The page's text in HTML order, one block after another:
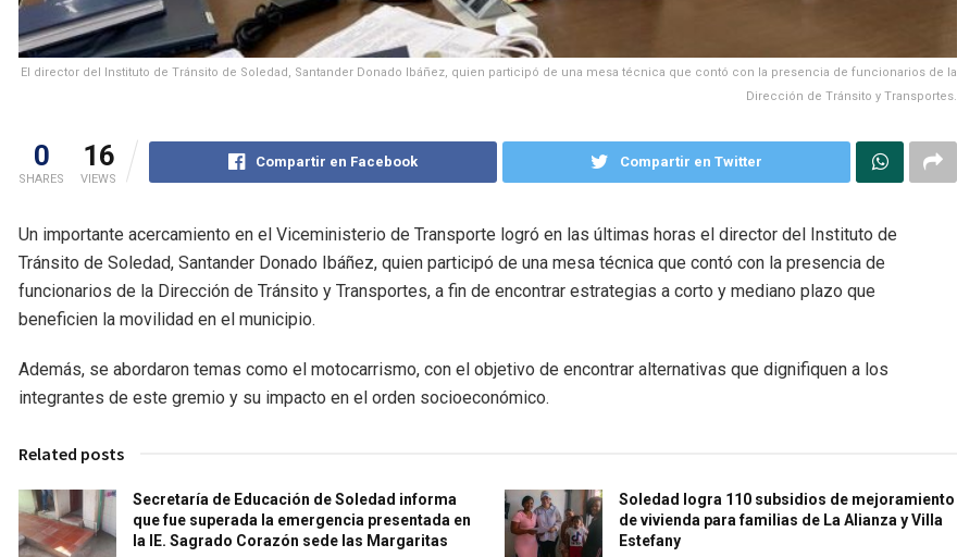
El director del Instituto de Tránsito de Soledad, Santander Donado Ibáñez, quien participó de una mesa técnica que contó con la presencia de funcionarios de la
Dirección de Tránsito y Transportes.
0
SHARES
16
VIEWS
Compartir en Facebook Compartir en Twitter
Un importante acercamiento en el Viceministerio de Transporte logró en las últimas horas el director del Instituto de
Tránsito de Soledad, Santander Donado Ibáñez, quien participó de una mesa técnica que contó con la presencia de
funcionarios de la Dirección de Tránsito y Transportes, a fin de encontrar estrategias a corto y mediano plazo que
beneficien la movilidad en el municipio.
Además, se abordaron temas como el motocarrismo, con el objetivo de encontrar alternativas que dignifiquen a los
integrantes de este gremio y su impacto en el orden socioeconómico.
Related posts
Secretaría de Educación de Soledad informa
que fue superada la emergencia presentada en
la IE. Sagrado Corazón sede las Margaritas
Soledad logra 110 subsidios de mejoramiento
de vivienda para familias de La Alianza y Villa
Estefany